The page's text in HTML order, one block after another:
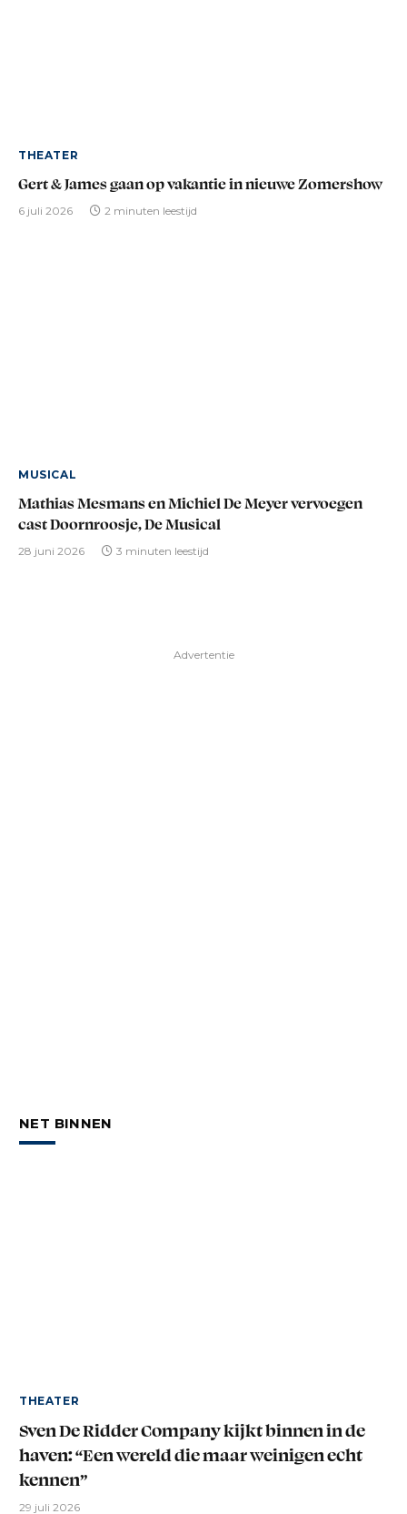
THEATER
Gert & James gaan op vakantie in nieuwe Zomershow
6 juli 2026 2 minuten leestijd
MUSICAL
Mathias Mesmans en Michiel De Meyer vervoegen
cast Doornroosje, De Musical
28 juni 2026 3 minuten leestijd
Advertentie
NET BINNEN
THEATER
Sven De Ridder Company kijkt binnen in de
haven: “Een wereld die maar weinigen echt
kennen”
29 juli 2026